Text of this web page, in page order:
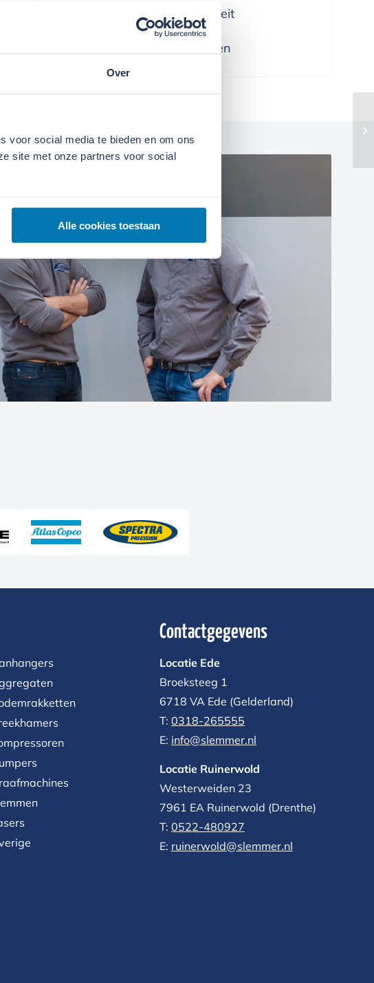
Over
voor social media te bieden en om ons
site met onze partners voor social
Alle cookies toestaan
We leveren alleen kwaliteit
We denken in oplossingen
Contactgegevens
Locatie Ede
Broeksteeg 1
6718 VA Ede (Gelderland)
T: 0318-265555
E: info@slemmer.nl
Locatie Ruinerwold
Westerweiden 23
7961 EA Ruinerwold (Drenthe)
T: 0522-480927‬
E: ruinerwold@slemmer.nl